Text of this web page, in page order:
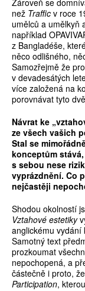
Zároveň se
než Traffic v roce
umělců a umělkyň
například
z Bangladéše,
něco odlišného,
Samozřejmě že
v devadesátých
více založená na
porovnávat tyto
Návrat ke
ze všech vašich
Stal se mimořádn
konceptům
s sebou nese
vyprázdnění. Co
nejčastěji
Shodou okolností
Vztahové estetiky
anglickému vydání
Samotný text
prozkoumat
nepochopená, a
částečně i proto,
Participation,